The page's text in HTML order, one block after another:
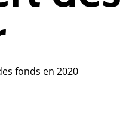
fonds en 2020